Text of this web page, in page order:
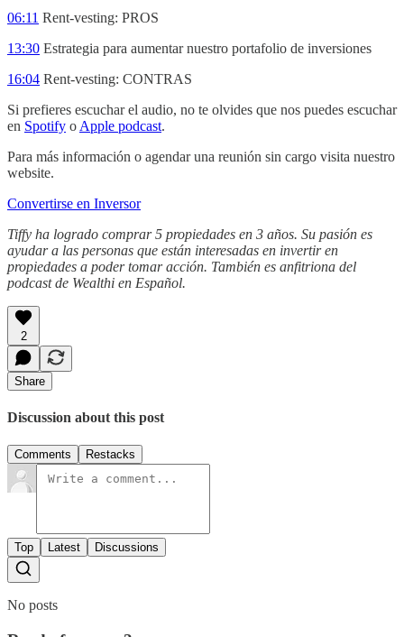
06:11 Rent-vesting: PROS
13:30 Estrategia para aumentar nuestro portafolio de inversiones
16:04 Rent-vesting: CONTRAS
Si prefieres escuchar el audio, no te olvides que nos puedes escuchar
en Spotify o Apple podcast.
Para más información o agendar una reunión sin cargo visita nuestro
website.
Convertirse en Inversor
Tiffy ha logrado comprar 5 propiedades en 3 años. Su pasión es
ayudar a las personas que están interesadas en invertir en
propiedades a poder tomar acción. También es anfitriona del
podcast de Wealthi en Español.
2
Share
Discussion about this post
Comments Restacks
Top Latest Discussions
No posts